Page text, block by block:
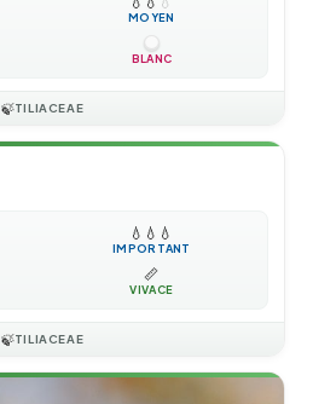
MOYEN
BLANC
🍃TILIACEAE
💧 💧 💧
IMPORTANT
📏
VIVACE
🍃TILIACEAE